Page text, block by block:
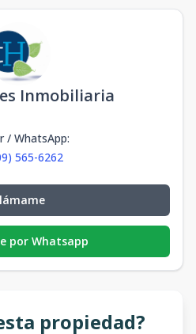
Inmobiliaria
/ WhatsApp:
565-6262
por Whatsapp
propiedad?